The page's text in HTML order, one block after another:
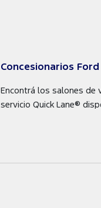
Concesionarios Ford
Encontrá los salones de
servicio Quick Lane®